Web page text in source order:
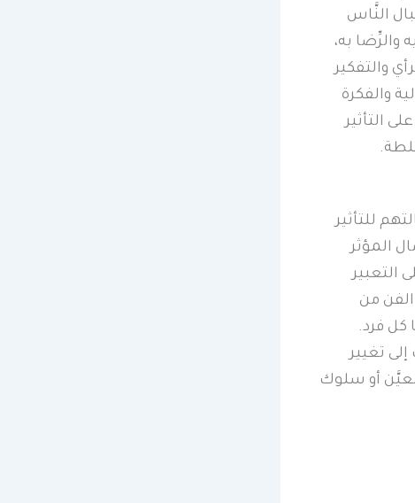
النَّاس
والرِّضا به،
والتفكير
والفكرة
التأثير
للتأثير
المؤثر
التعبير
الفن من
كل فرد.
تغيير
أو سلوك